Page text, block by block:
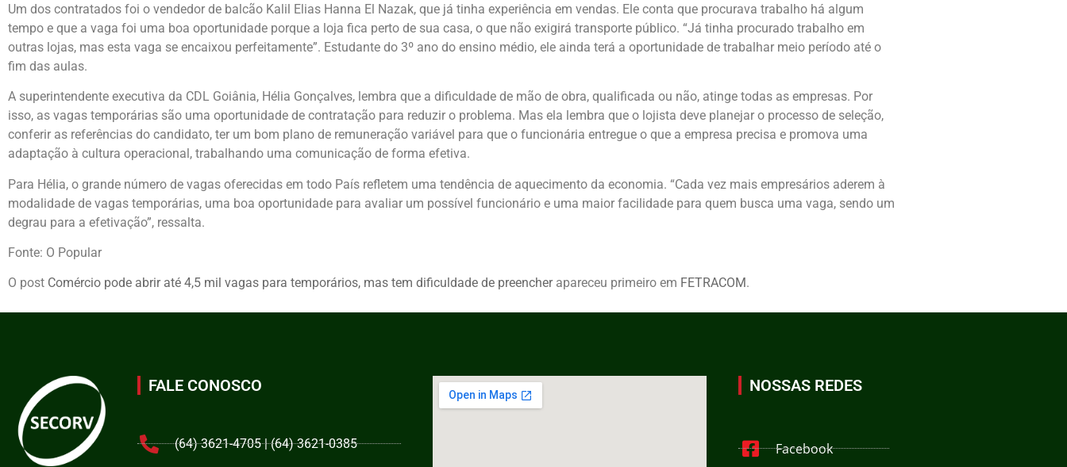
Um dos contratados foi o vendedor de balcão Kalil Elias Hanna El Nazak, que já tinha experiência em vendas. Ele conta que procurava trabalho há algum
tempo e que a vaga foi uma boa oportunidade porque a loja fica perto de sua casa, o que não exigirá transporte público. “Já tinha procurado trabalho em
outras lojas, mas esta vaga se encaixou perfeitamente”. Estudante do 3º ano do ensino médio, ele ainda terá a oportunidade de trabalhar meio período até o
fim das aulas.
A superintendente executiva da CDL Goiânia, Hélia Gonçalves, lembra que a dificuldade de mão de obra, qualificada ou não, atinge todas as empresas. Por
isso, as vagas temporárias são uma oportunidade de contratação para reduzir o problema. Mas ela lembra que o lojista deve planejar o processo de seleção,
conferir as referências do candidato, ter um bom plano de remuneração variável para que o funcionária entregue o que a empresa precisa e promova uma
adaptação à cultura operacional, trabalhando uma comunicação de forma efetiva.
Para Hélia, o grande número de vagas oferecidas em todo País refletem uma tendência de aquecimento da economia. “Cada vez mais empresários aderem à
modalidade de vagas temporárias, uma boa oportunidade para avaliar um possível funcionário e uma maior facilidade para quem busca uma vaga, sendo um
degrau para a efetivação”, ressalta.
Fonte: O Popular
O post Comércio pode abrir até 4,5 mil vagas para temporários, mas tem dificuldade de preencherapareceu primeiro em FETRACOM.
FALE CONOSCO
(64) 3621-4705 | (64) 3621-0385
NOSSAS REDES
Facebook